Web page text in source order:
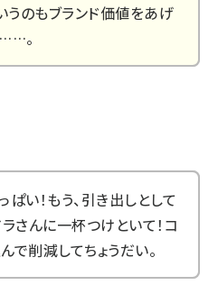
うのもブランド価値をあげ
。
い！もう、引き出しとして
さんに一杯つけといて！コ
で削減してちょうだい。